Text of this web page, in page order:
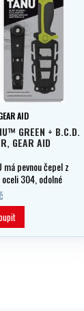
AID
GREEN + B.C.D.
GEAR AID
má pevnou čepel z
oceli 304, odolné
vodě.